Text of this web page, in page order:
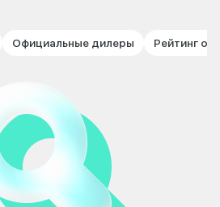
Официальные дилеры Рейтинг